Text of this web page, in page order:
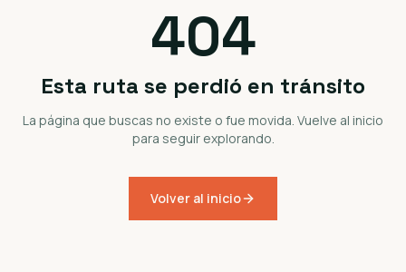
404
Esta ruta se perdió en tránsito
La página que buscas no existe o fue movida. Vuelve al inicio
para seguir explorando.
Volver al inicio